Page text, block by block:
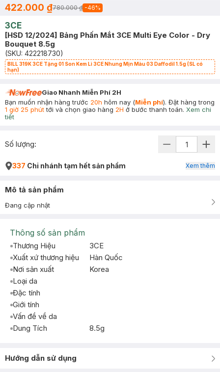
422.000 ₫780.000 ₫ -46%
3CE
[HSD 12/2024] Bảng Phấn Mắt 3CE Multi Eye Color - Dry
Bouquet 8.5g
(SKU: 422218730)
BILL 319K 3CE Tặng 01 Son Kem Lì 3CE Nhung Mịn Màu 03 Daffodil 1.5g (SL có
hạn)
Giao Nhanh Miễn Phí 2H
Bạn muốn nhận hàng trước 20h hôm nay (Miễn phí). Đặt hàng trong
1 giờ 25 phúttới và chọn giao hàng 2H ở bước thanh toán. Xem chi
tiết
Số lượng:
337 Chi nhánh tạm hết sản phẩm Xem thêm
Mô tả sản phẩm
Đang cập nhật
Thông số sản phẩm
Thương Hiệu
3CE
Xuất xứ thương hiệu
Hàn Quốc
Nơi sản xuất
Korea
Loại da
Đặc tính
Giới tính
Vấn đề về da
Dung Tích
8.5g
Hướng dẫn sử dụng